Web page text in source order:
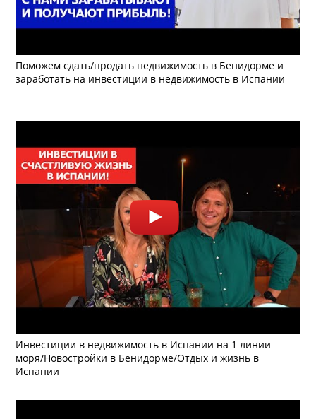
Поможем сдать/продать недвижимость в Бенидорме и
заработать на инвестиции в недвижимость в Испании
Инвестиции в недвижимость в Испании на 1 линии
моря/Новостройки в Бенидорме/Отдых и жизнь в
Испании